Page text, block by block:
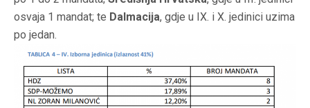
osvaja 1 mandat; te Dalmacija, gdje u IX. i X. jedinici uzima
po jedan.